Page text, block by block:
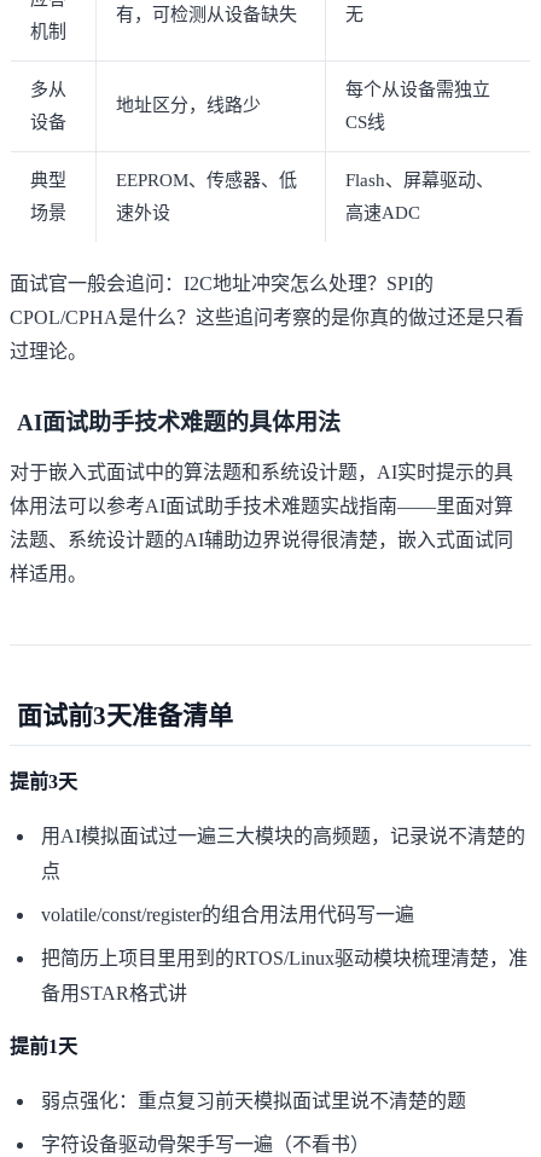
机制
有，可检测从设备缺失 无
多从
设备
地址区分，线路少
每个从设备需独立
CS线
典型
场景
EEPROM、传感器、低
速外设
Flash、屏幕驱动、
高速ADC
面试官一般会追问：I2C地址冲突怎么处理？SPI的
CPOL/CPHA是什么？这些追问考察的是你真的做过还是只看
过理论。
AI面试助手技术难题的具体用法
对于嵌入式面试中的算法题和系统设计题，AI实时提示的具
体用法可以参考AI面试助手技术难题实战指南——里面对算
法题、系统设计题的AI辅助边界说得很清楚，嵌入式面试同
样适用。
面试前3天准备清单
提前3天
用AI模拟面试过一遍三大模块的高频题，记录说不清楚的
点
volatile/const/register的组合用法用代码写一遍
把简历上项目里用到的RTOS/Linux驱动模块梳理清楚，准
备用STAR格式讲
提前1天
弱点强化：重点复习前天模拟面试里说不清楚的题
字符设备驱动骨架手写一遍（不看书）